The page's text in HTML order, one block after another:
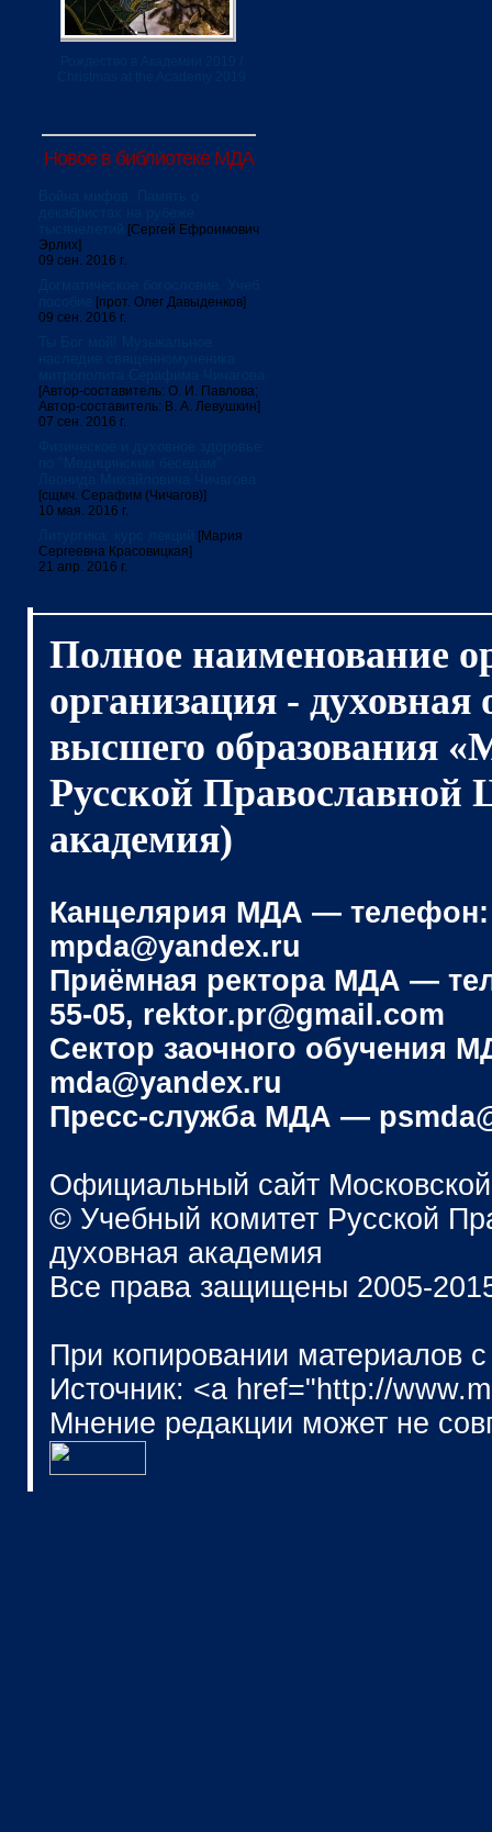
Новое в библиотеке МДА
[Сергей Ефроимович
Эрлих]
09 сен. 2016 г.
[прот. Олег Давыденков]
09 сен. 2016 г.
[Автор-составитель: О. И. Павлова;
Автор-составитель: В. А. Левушкин]
07 сен. 2016 г.
[сщмч. Серафим (Чичагов)]
10 мая. 2016 г.
[Мария
Сергеевна Красовицкая]
21 апр. 2016 г.
Полное наименование
организация - духовная
высшего образования
Русской Православной
академия)
Канцелярия МДА — телефон:
mpda@yandex.ru
Приёмная ректора МДА —
55-05, rektor.pr@gmail.com
Сектор заочного обучения
mda@yandex.ru
Пресс-служба МДА —
Официальный сайт
© Учебный комитет Русской
духовная академия
Все права защищены 2005-
При копировании материалов
Источник: <a href="http://
Мнение редакции может не